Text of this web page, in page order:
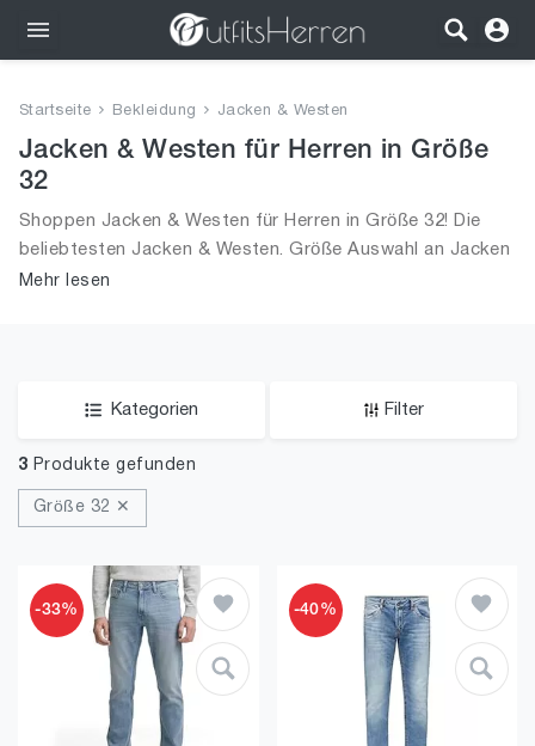
Bekleidung
Schuhe
Startseite Bekleidung Jacken & Westen
Jacken & Westen für Herren in Größe
32
Shoppen Jacken & Westen für Herren in Größe 32! Die
beliebtesten Jacken & Westen. Größe Auswahl an Jacken
& Westen in Größe 32 und alle Trends aus 2026 für
Mehr lesen
Kategorien Filter
3 Produkte gefunden
Größe 32 ✕
-33% -40%